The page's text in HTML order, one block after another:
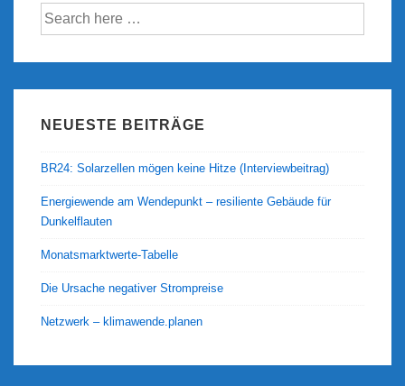
Heat
beenden!
Suche
nach:
NEUESTE BEITRÄGE
BR24: Solarzellen mögen keine Hitze (Interviewbeitrag)
Energiewende am Wendepunkt – resiliente Gebäude für
Dunkelflauten
Monatsmarktwerte-Tabelle
Die Ursache negativer Strompreise
Netzwerk – klimawende.planen